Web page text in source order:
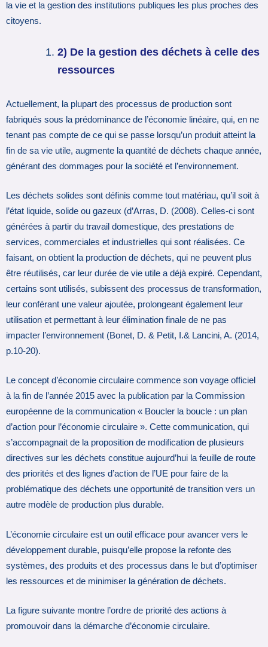
la vie et la gestion des institutions publiques les plus proches des
citoyens.
2) De la gestion des déchets à celle des
ressources
Actuellement, la plupart des processus de production sont
fabriqués sous la prédominance de l’économie linéaire, qui, en ne
tenant pas compte de ce qui se passe lorsqu’un produit atteint la
fin de sa vie utile, augmente la quantité de déchets chaque année,
générant des dommages pour la société et l’environnement.
Les déchets solides sont définis comme tout matériau, qu’il soit à
l’état liquide, solide ou gazeux (d’Arras, D. (2008). Celles-ci sont
générées à partir du travail domestique, des prestations de
services, commerciales et industrielles qui sont réalisées. Ce
faisant, on obtient la production de déchets, qui ne peuvent plus
être réutilisés, car leur durée de vie utile a déjà expiré. Cependant,
certains sont utilisés, subissent des processus de transformation,
leur conférant une valeur ajoutée, prolongeant également leur
utilisation et permettant à leur élimination finale de ne pas
impacter l’environnement (Bonet, D. & Petit, I.& Lancini, A. (2014,
p.10-20).
Le concept d’économie circulaire commence son voyage officiel
à la fin de l’année 2015 avec la publication par la Commission
européenne de la communication « Boucler la boucle : un plan
d’action pour l’économie circulaire ». Cette communication, qui
s’accompagnait de la proposition de modification de plusieurs
directives sur les déchets constitue aujourd’hui la feuille de route
des priorités et des lignes d’action de l’UE pour faire de la
problématique des déchets une opportunité de transition vers un
autre modèle de production plus durable.
L’économie circulaire est un outil efficace pour avancer vers le
développement durable, puisqu’elle propose la refonte des
systèmes, des produits et des processus dans le but d’optimiser
les ressources et de minimiser la génération de déchets.
La figure suivante montre l’ordre de priorité des actions à
promouvoir dans la démarche d’économie circulaire.